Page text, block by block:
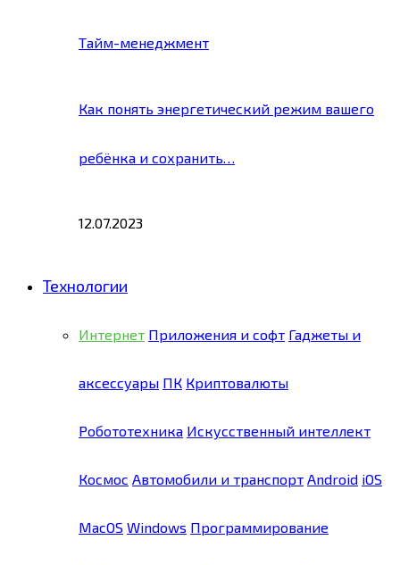
Тайм-менеджмент
Как понять энергетический режим вашего
ребёнка и сохранить…
12.07.2023
Технологии
Интернет Приложения и софт Гаджеты и
аксессуары ПК Криптовалюты
Робототехника Искусственный интеллект
Космос Автомобили и транспорт Android iOS
MacOS Windows Программирование